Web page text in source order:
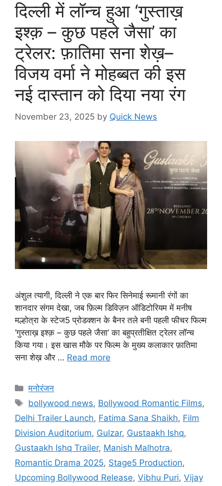
दिल्ली में लॉन्च हुआ ‘गुस्ताख़
इश्क़ – कुछ पहले जैसा’ का
ट्रेलर: फ़ातिमा सना शेख़–
विजय वर्मा ने मोहब्बत की इस
नई दास्तान को दिया नया रंग
November 23, 2025 by Quick News
अंशुल त्यागी, दिल्ली ने एक बार फिर सिनेमाई रूमानी रंगों का
शानदार संगम देखा, जब फ़िल्म डिविज़न ऑडिटोरियम में मनीष
मल्होत्रा के स्टेज5 प्रोडक्शन के बैनर तले बनी पहली फीचर फिल्म
‘गुस्ताख़ इश्क़ – कुछ पहले जैसा’ का बहुप्रतीक्षित ट्रेलर लॉन्च
किया गया। इस खास मौके पर फिल्म के मुख्य कलाकार फ़ातिमा
सना शेख़ और … Read more
मनोरंजन
bollywood news, Bollywood Romantic Films,
Delhi Trailer Launch, Fatima Sana Shaikh, Film
Division Auditorium, Gulzar, Gustaakh Ishq,
Gustaakh Ishq Trailer, Manish Malhotra,
Romantic Drama 2025, Stage5 Production,
Upcoming Bollywood Release, Vibhu Puri, Vijay